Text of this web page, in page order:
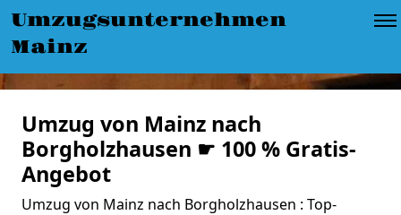
Umzugsunternehmen
Mainz
Umzug von Mainz nach
Borgholzhausen ☛ 100 % Gratis-
Angebot
Umzug von Mainz nach Borgholzhausen : Top-